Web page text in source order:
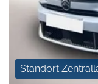
Standort